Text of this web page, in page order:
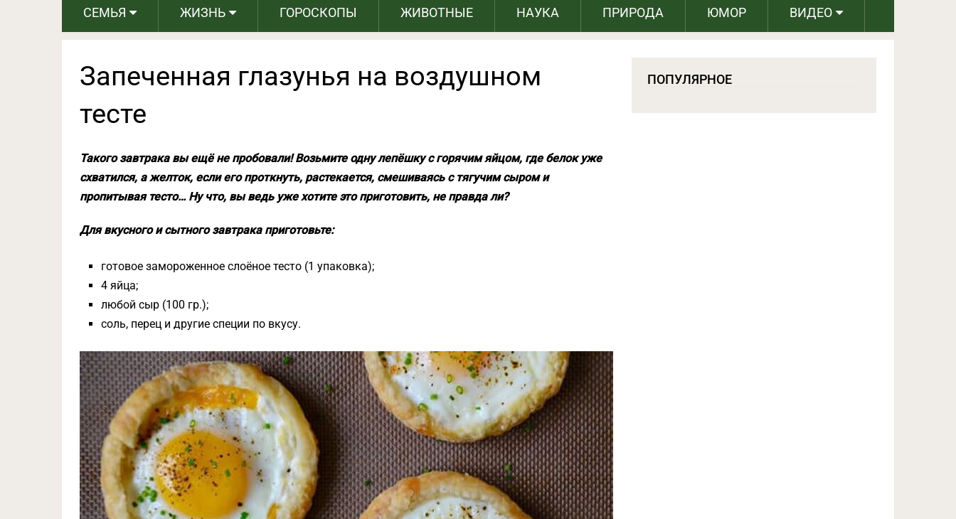
СЕМЬЯ ЖИЗНЬ ГОРОСКОПЫ ЖИВОТНЫЕ НАУКА ПРИРОДА ЮМОР ВИДЕО
Запеченная глазунья на воздушном
тесте
Такого завтрака вы ещё не пробовали! Возьмите одну лепёшку с горячим яйцом, где белок уже
схватился, а желток, если его проткнуть, растекается, смешиваясь с тягучим сыром и
пропитывая тесто… Ну что, вы ведь уже хотите это приготовить, не правда ли?
Для вкусного и сытного завтрака приготовьте:
готовое замороженное слоёное тесто (1 упаковка);
4 яйца;
любой сыр (100 гр.);
соль, перец и другие специи по вкусу.
ПОПУЛЯРНОЕ